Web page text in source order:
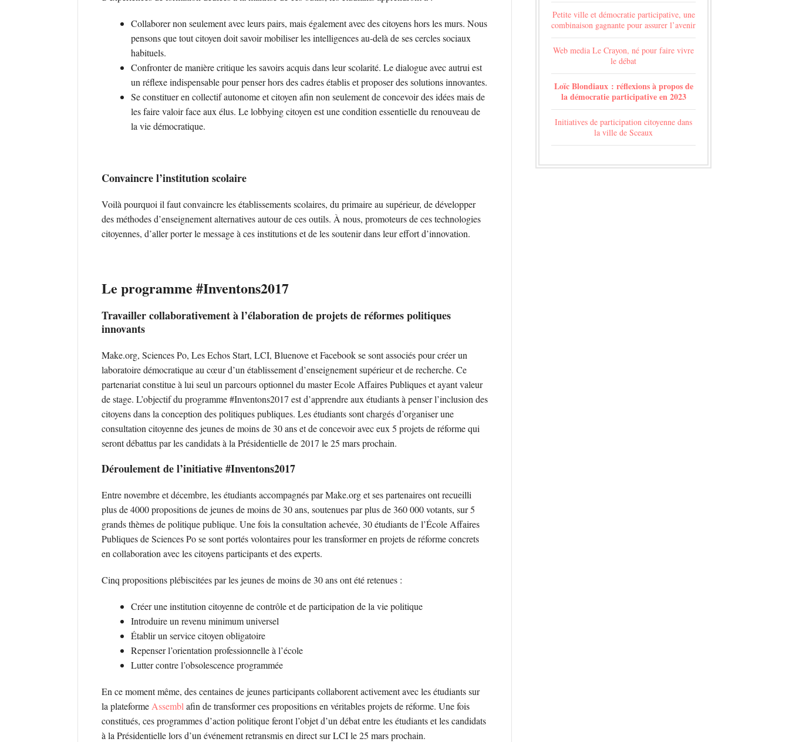
Collaborer non seulement avec leurs pairs, mais également avec des citoyens hors les murs. Nous
pensons que tout citoyen doit savoir mobiliser les intelligences au-delà de ses cercles sociaux
habituels.
Confronter de manière critique les savoirs acquis dans leur scolarité. Le dialogue avec autrui est
un réflexe indispensable pour penser hors des cadres établis et proposer des solutions innovantes.
Se constituer en collectif autonome et citoyen afin non seulement de concevoir des idées mais de
les faire valoir face aux élus. Le lobbying citoyen est une condition essentielle du renouveau de
la vie démocratique.
Convaincre l’institution scolaire
Voilà pourquoi il faut convaincre les établissements scolaires, du primaire au supérieur, de développer
des méthodes d’enseignement alternatives autour de ces outils. À nous, promoteurs de ces technologies
citoyennes, d’aller porter le message à ces institutions et de les soutenir dans leur effort d’innovation.
Le programme #Inventons2017
Travailler collaborativement à l’élaboration de projets de réformes politiques
innovants
Make.org, Sciences Po, Les Echos Start, LCI, Bluenove et Facebook se sont associés pour créer un
laboratoire démocratique au cœur d’un établissement d’enseignement supérieur et de recherche. Ce
partenariat constitue à lui seul un parcours optionnel du master Ecole Affaires Publiques et ayant valeur
de stage. L’objectif du programme #Inventons2017 est d’apprendre aux étudiants à penser l’inclusion des
citoyens dans la conception des politiques publiques. Les étudiants sont chargés d’organiser une
consultation citoyenne des jeunes de moins de 30 ans et de concevoir avec eux 5 projets de réforme qui
seront débattus par les candidats à la Présidentielle de 2017 le 25 mars prochain.
Déroulement de l’initiative #Inventons2017
Entre novembre et décembre, les étudiants accompagnés par Make.org et ses partenaires ont recueilli
plus de 4000 propositions de jeunes de moins de 30 ans, soutenues par plus de 360 000 votants, sur 5
grands thèmes de politique publique. Une fois la consultation achevée, 30 étudiants de l’École Affaires
Publiques de Sciences Po se sont portés volontaires pour les transformer en projets de réforme concrets
en collaboration avec les citoyens participants et des experts.
Cinq propositions plébiscitées par les jeunes de moins de 30 ans ont été retenues :
Créer une institution citoyenne de contrôle et de participation de la vie politique
Introduire un revenu minimum universel
Établir un service citoyen obligatoire
Repenser l’orientation professionnelle à l’école
Lutter contre l’obsolescence programmée
En ce moment même, des centaines de jeunes participants collaborent activement avec les étudiants sur
la plateforme Assembl afin de transformer ces propositions en véritables projets de réforme. Une fois
constitués, ces programmes d’action politique feront l’objet d’un débat entre les étudiants et les candidats
à la Présidentielle lors d’un événement retransmis en direct sur LCI le 25 mars prochain.
Petite ville et démocratie participative, une
combinaison gagnante pour assurer l’avenir
Web media Le Crayon, né pour faire vivre
le débat
Loïc Blondiaux : réflexions à propos de
la démocratie participative en 2023
Initiatives de participation citoyenne dans
la ville de Sceaux